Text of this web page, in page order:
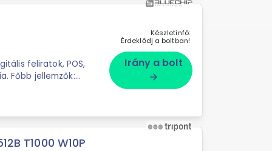
Főbb jellemzők:
Készletinfó:
Érdeklődj a boltban!
Irány a bolt
arrow_forward
T1000 W10P